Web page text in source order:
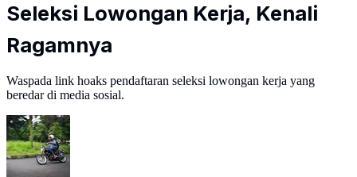
Seleksi Lowongan Kerja, Kenali
Ragamnya
Waspada link hoaks pendaftaran seleksi lowongan kerja yang
beredar di media sosial.